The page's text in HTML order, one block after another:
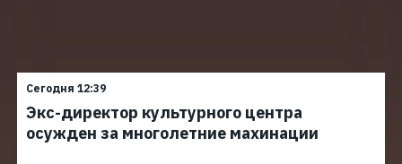
Сегодня 12:39
Экс-директор культурного центра
осужден за многолетние махинации